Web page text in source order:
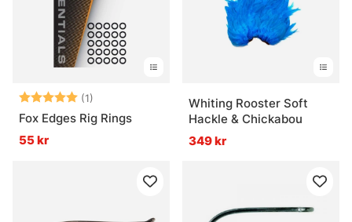
Betyg: (1)
5.0 utav 5 stjärnor
Fox Edges Rig Rings
55 kr
Whiting Rooster Soft
Hackle & Chickabou
349 kr